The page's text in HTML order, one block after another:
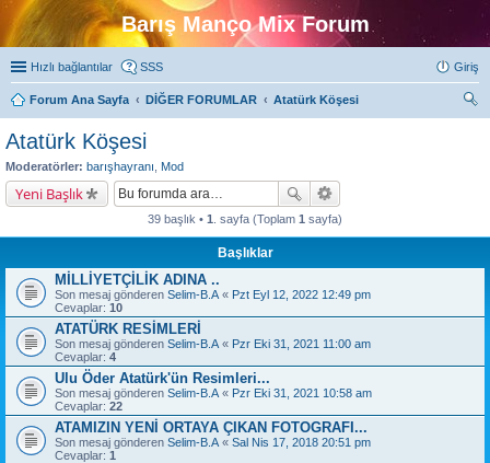
Barış Manço Mix Forum
Hızlı bağlantılar SSS Giriş
Forum Ana Sayfa DİĞER FORUMLAR
Atatürk Köşesi
Atatürk Köşesi
Moderatörler: barışhayranı Mod
Yeni Başlık
39 başlık • 1 . sayfa (Toplam 1 sayfa)
Başlıklar
MİLLİYETÇİLİK ADINA ..
Son mesaj gönderen Selim-B.A « Pzt Eyl 12, 2022 12:49 pm
Cevaplar: 10
ATATÜRK RESİMLERİ
Son mesaj gönderen Selim-B.A « Pzr Eki 31, 2021 11:00 am
Cevaplar: 4
Ulu Öder Atatürk'ün Resimleri...
Son mesaj gönderen Selim-B.A « Pzr Eki 31, 2021 10:58 am
Cevaplar: 22
ATAMIZIN YENİ ORTAYA ÇIKAN FOTOGRAFI...
Son mesaj gönderen Selim-B.A « Sal Nis 17, 2018 20:51 pm
Cevaplar: 1